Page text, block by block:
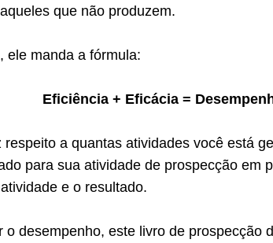
que não produzem.
ele manda a fórmula:
Eficiência + Eficácia =
respeito a quantas atividades você está
para sua atividade de prospecção em
e o resultado.
o desempenho, este livro de prospecção